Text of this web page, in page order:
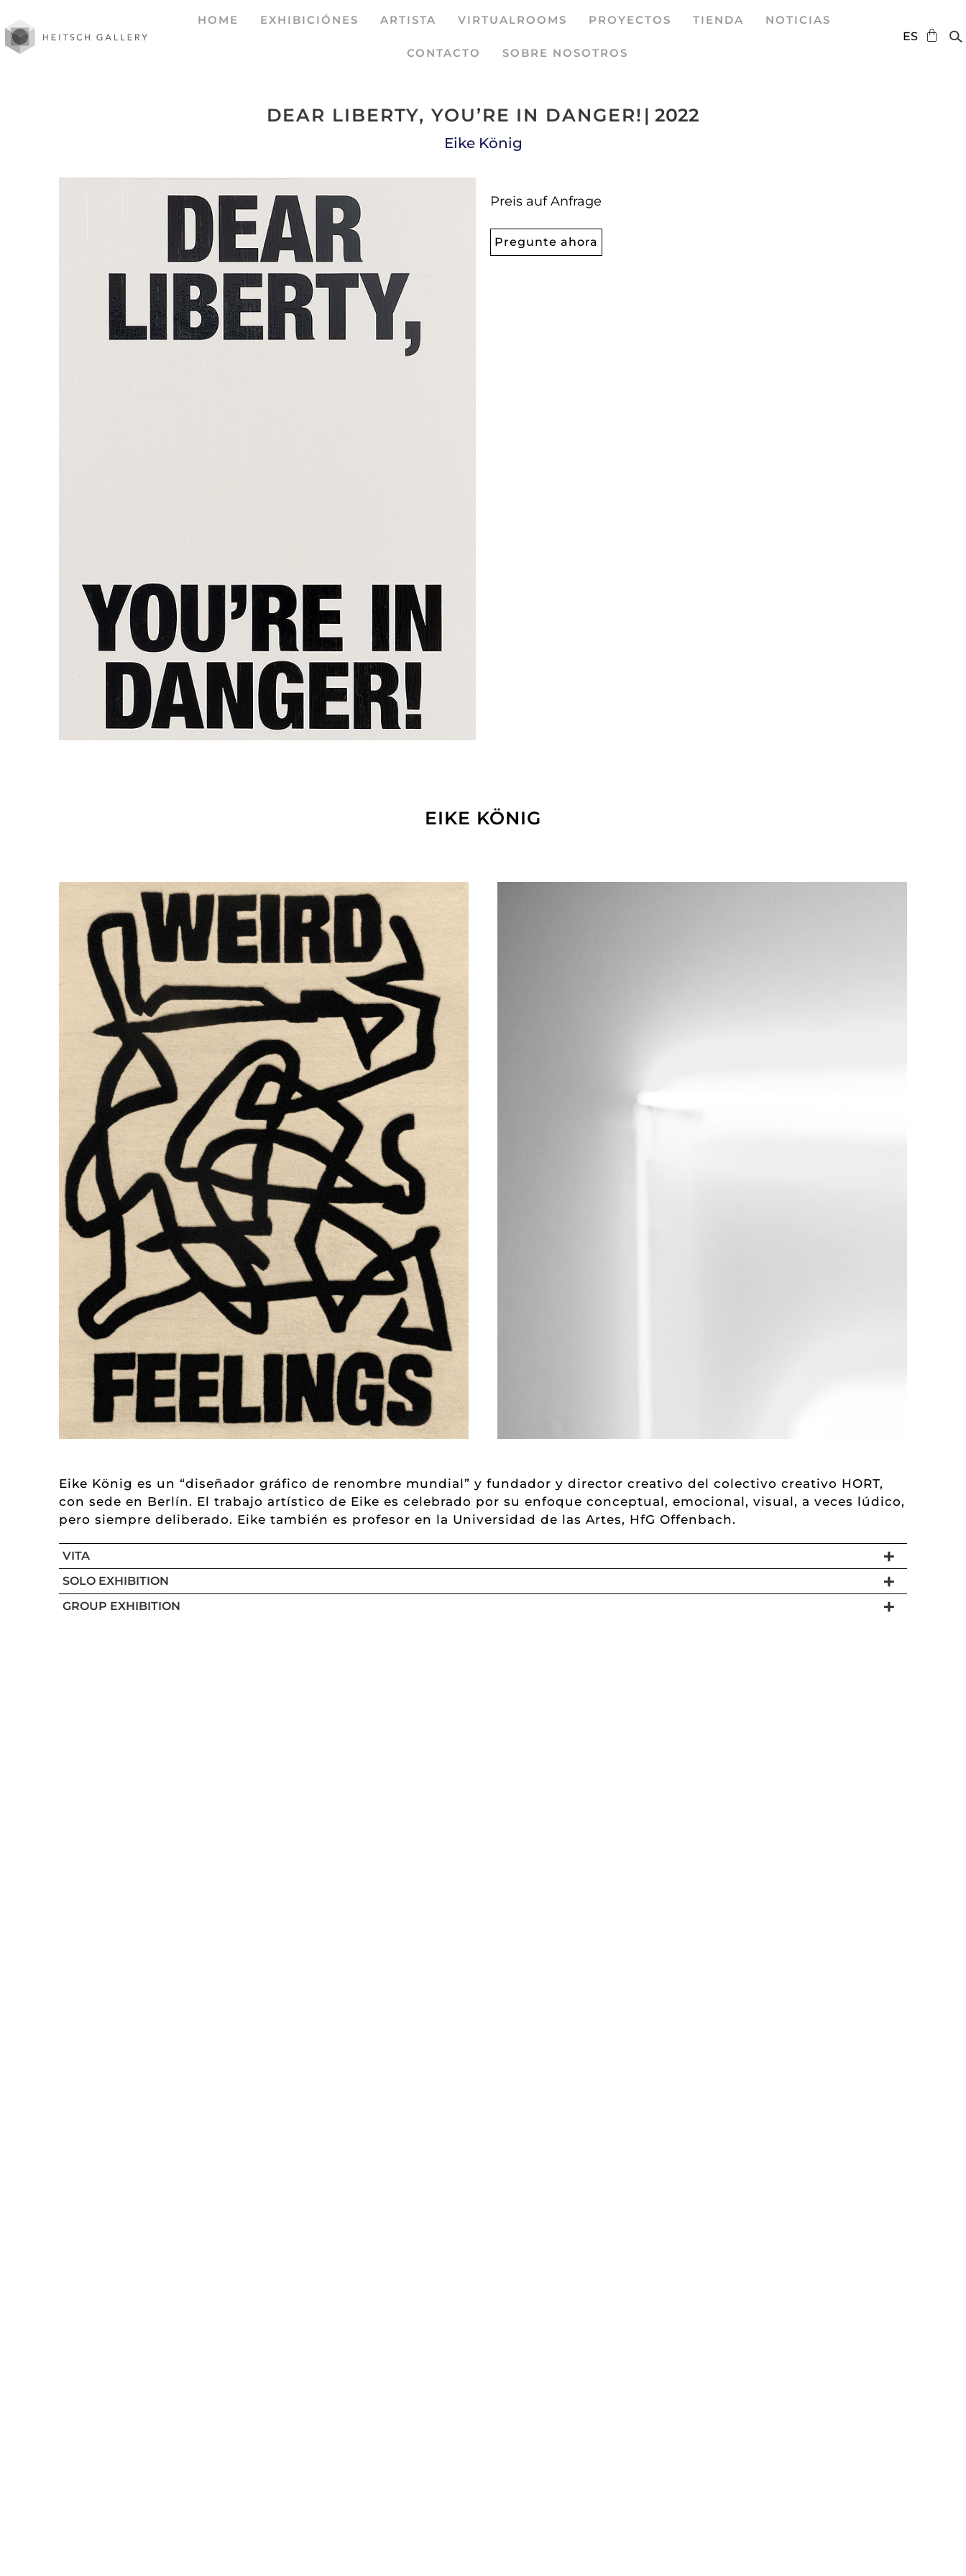
HOME EXHIBICIÓNES ARTISTA VIRTUALROOMS PROYECTOS TIENDA NOTICIAS
CONTACTO SOBRE NOSOTROS
ES
EN
DEAR LIBERTY, YOU’RE IN DANGER! | 2022
Eike König
Preis auf Anfrage
Pregunte ahora
EIKE KÖNIG
Eike König es un “diseñador gráfico de renombre mundial” y fundador y director creativo del colectivo creativo HORT,
con sede en Berlín. El trabajo artístico de Eike es celebrado por su enfoque conceptual, emocional, visual, a veces lúdico,
pero siempre deliberado. Eike también es profesor en la Universidad de las Artes, HfG Offenbach.
VITA
SOLO EXHIBITION
GROUP EXHIBITION